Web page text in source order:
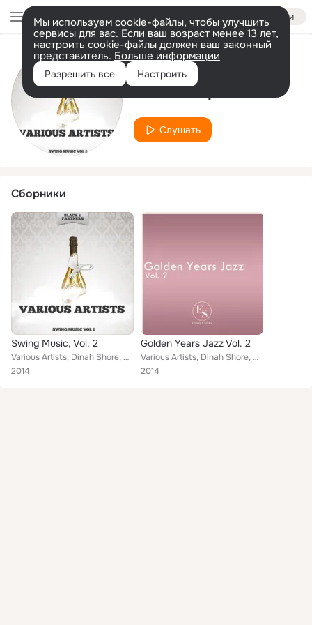
Войти
Мы используем cookie-файлы, чтобы улучшить
сервисы для вас. Если ваш возраст менее 13 лет,
настроить cookie-файлы должен ваш законный
представитель. Больше информации
Разрешить все Настроить
Исполнитель
Jack Cooper
Слушать
Сборники
Swing Music, Vol. 2
Various Artists, Dinah Shore, Carroll Gibbons Hildegarde & Her Boy Friends, Bing Crosby, Casa Loma Orchestra, Orchestra Della Ca...
2014
Golden Years Jazz Vol. 2
Various Artists, Dinah Shore, Carroll Gibbons Hildegarde & Her Boy Friends, Artie Shaw & His Orchestra, Count Basie & His Orches...
2014